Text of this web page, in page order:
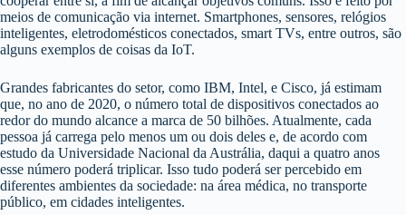
meios de comunicação via internet. Smartphones, sensores, relógios
inteligentes, eletrodomésticos conectados, smart TVs, entre outros, são
alguns exemplos de coisas da IoT.
Grandes fabricantes do setor, como IBM, Intel, e Cisco, já estimam
que, no ano de 2020, o número total de dispositivos conectados ao
redor do mundo alcance a marca de 50 bilhões. Atualmente, cada
pessoa já carrega pelo menos um ou dois deles e, de acordo com
estudo da Universidade Nacional da Austrália, daqui a quatro anos
esse número poderá triplicar. Isso tudo poderá ser percebido em
diferentes ambientes da sociedade: na área médica, no transporte
público, em cidades inteligentes.